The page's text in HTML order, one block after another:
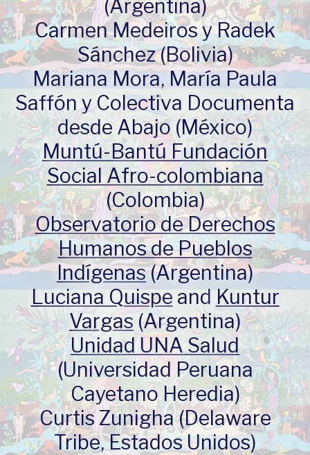
(Argentina)
Carmen Medeiros y Radek
Sánchez (Bolivia)
Mariana Mora, María Paula
Saffón y Colectiva Documenta
desde Abajo (México)
Muntú-Bantú Fundación
Social Afro-colombiana
(Colombia)
Observatorio de Derechos
Humanos de Pueblos
Indígenas(Argentina)
Luciana QuispeandKuntur
Vargas(Argentina)
Unidad UNA Salud
(Universidad Peruana
Cayetano Heredia)
Curtis Zunigha (Delaware
Tribe, Estados Unidos)